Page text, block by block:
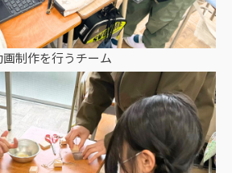
画制作を行うチーム